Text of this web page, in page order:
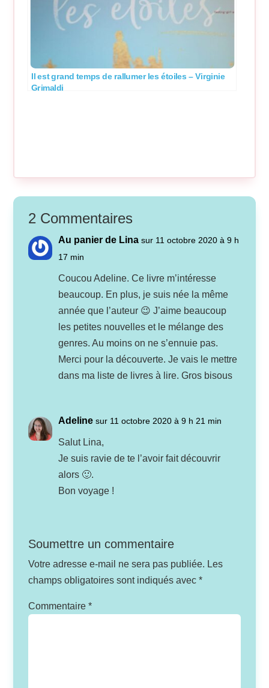
Il est grand temps de rallumer les étoiles – Virginie
Grimaldi
2 Commentaires
Au panier de Lina sur 11 octobre 2020 à 9 h
17 min
Coucou Adeline. Ce livre m’intéresse
beaucoup. En plus, je suis née la même
année que l’auteur 😉 J’aime beaucoup
les petites nouvelles et le mélange des
genres. Au moins on ne s’ennuie pas.
Merci pour la découverte. Je vais le mettre
dans ma liste de livres à lire. Gros bisous
Adeline sur 11 octobre 2020 à 9 h 21 min
Salut Lina,
Je suis ravie de te l’avoir fait découvrir
alors 🙂.
Bon voyage !
Soumettre un commentaire
Votre adresse e-mail ne sera pas publiée. Les
champs obligatoires sont indiqués avec*
Commentaire*